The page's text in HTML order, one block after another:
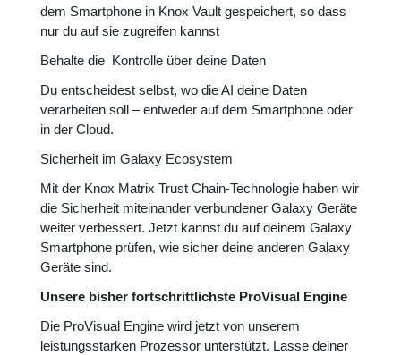
dem Smartphone in Knox Vault gespeichert, so dass
nur du auf sie zugreifen kannst
Behalte die Kontrolle über deine Daten
Du entscheidest selbst, wo die AI deine Daten
verarbeiten soll – entweder auf dem Smartphone oder
in der Cloud.
Sicherheit im Galaxy Ecosystem
Mit der Knox Matrix Trust Chain-Technologie haben wir
die Sicherheit miteinander verbundener Galaxy Geräte
weiter verbessert. Jetzt kannst du auf deinem Galaxy
Smartphone prüfen, wie sicher deine anderen Galaxy
Geräte sind.
Unsere bisher fortschrittlichste ProVisual Engine
Die ProVisual Engine wird jetzt von unserem
leistungsstarken Prozessor unterstützt. Lasse deiner